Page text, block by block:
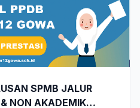
SPMB JALUR
NON AKADEMIK